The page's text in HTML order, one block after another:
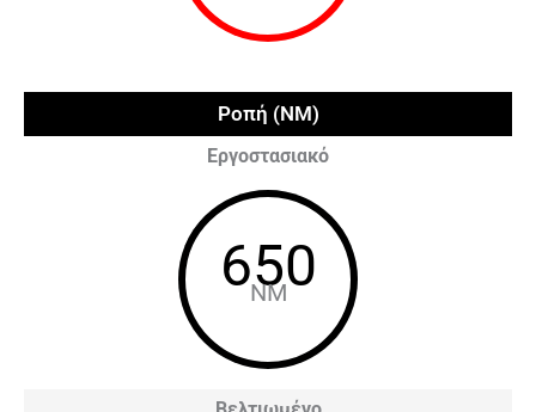
Ροπή (NM)
Εργοστασιακό
650
NM